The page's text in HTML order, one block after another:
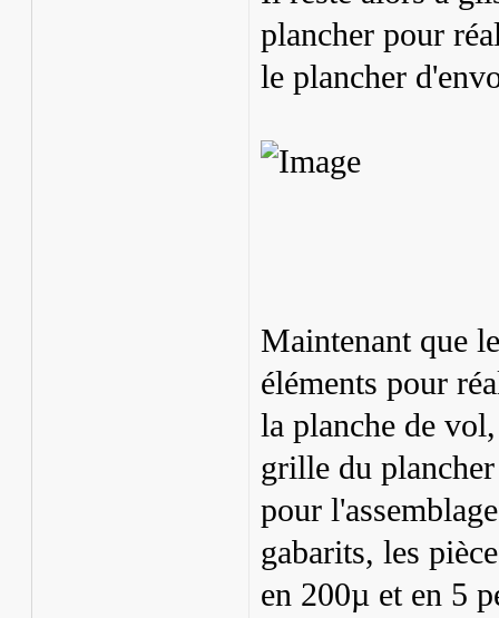
plancher pour
le plancher
Maintenant que
éléments pour
la planche de
grille du
pour
gabarits, les
en 200µ et en 5